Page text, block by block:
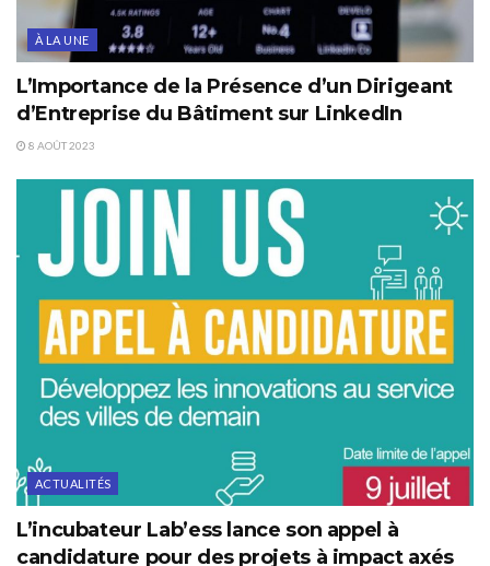
À LA UNE
L’Importance de la Présence d’un Dirigeant
d’Entreprise du Bâtiment sur LinkedIn
8 AOÛT 2023
ACTUALITÉS
L’incubateur Lab’ess lance son appel à
candidature pour des projets à impact axés